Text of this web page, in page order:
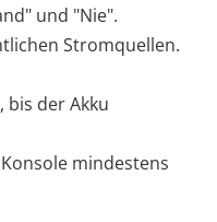
und "Nie".
Stromquellen.
bis der Akku
mindestens